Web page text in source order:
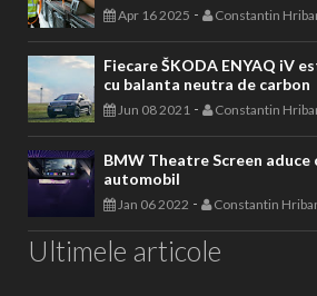
Apr 16 2025 - Constantin
Fiecare ŠKODA ENYAQ iV
cu balanta neutra de carbon
Jun 08 2021 - Constantin
BMW Theatre Screen
automobil
Jan 06 2022 - Constantin
Ultimele articole